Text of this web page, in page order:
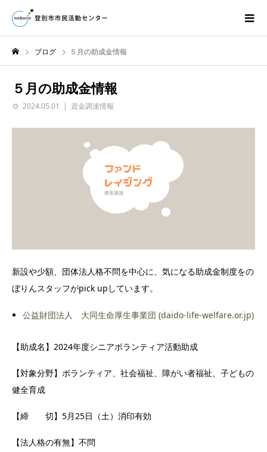
ブログ ５月の助成金情報
５月の助成金情報
2024.05.01 資金調達情報
新設や少額、団体法人格不問を中心に、気になる助成金制度をの
ぼりんスタッフがpick upしています。
公益財団法人 大同生命厚生事業団 (daido-life-welfare.or.jp)
【助成名】2024年度シニアボランティア活動助成
【対象分野】ボランティア、社会福祉、障がい者福祉、子どもの
健全育成
【締 切】5月25日（土）消印有効
【法人格の有無】不問